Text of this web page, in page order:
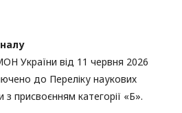
України від 11 червня 2026
до Переліку наукових
присвоєнням категорії «Б».